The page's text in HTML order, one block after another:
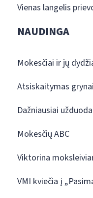
Vienas langelis
NAUDINGA
Mokesčiai ir jų
Atsiskaitymas
Dažniausiai
Mokesčių ABC
Viktorina
VMI kviečia į